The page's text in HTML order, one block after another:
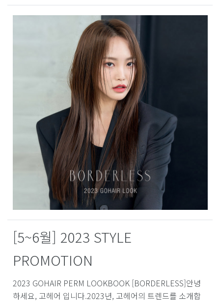
[5~6월] 2023 STYLE
PROMOTION
2023 GOHAIR PERM LOOKBOOK [BORDERLESS]안녕
하세요, 고헤어 입니다.2023년, 고헤어의 트렌드를 소개합